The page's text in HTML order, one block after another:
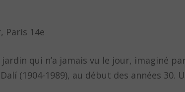
Paris 14e
qui n’a jamais vu le jour, imaginé
(1904-1989), au début des années 30.